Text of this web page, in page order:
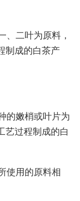
、二叶为原料，
制成的白茶产
的嫩梢或叶片为
艺过程制成的白
使用的原料相